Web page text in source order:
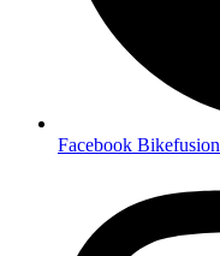
Facebook Bikefusion